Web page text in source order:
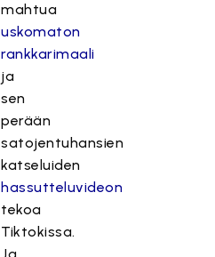
mahtua
uskomaton
rankkarimaali
ja
sen
perään
satojentuhansien
katseluiden
hassutteluvideon
tekoa
Tiktokissa.